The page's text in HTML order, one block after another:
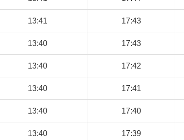
13:41 17:43
13:40 17:43
13:40 17:42
13:40 17:41
13:40 17:40
13:40 17:39